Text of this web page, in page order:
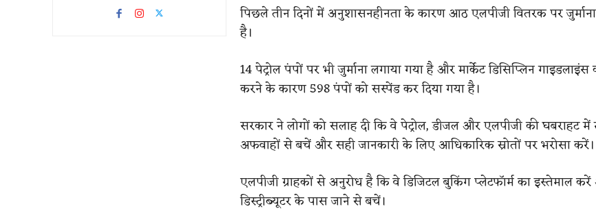
पिछले तीन दिनों में अनुशासनहीनता के कारण आठ एलपीजी वितरक पर
है।
14 पेट्रोल पंपों पर भी जुर्माना लगाया गया है और मार्केट डिसिप्लिन
करने के कारण 598 पंपों को सस्पेंड कर दिया गया है।
सरकार ने लोगों को सलाह दी कि वे पेट्रोल, डीजल और एलपीजी की घबराहट में
अफवाहों से बचें और सही जानकारी के लिए आधिकारिक स्रोतों पर भरोसा करें।
एलपीजी ग्राहकों से अनुरोध है कि वे डिजिटल बुकिंग प्लेटफॉर्म का इस्तेमाल
डिस्ट्रीब्यूटर के पास जाने से बचें।